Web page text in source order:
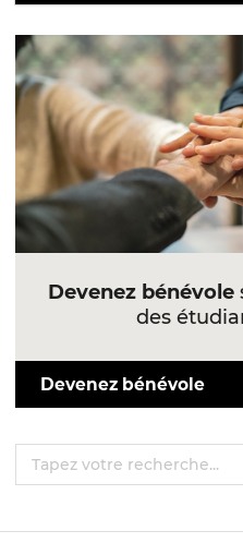
Devenez bénévole
des
Devenez bénévole